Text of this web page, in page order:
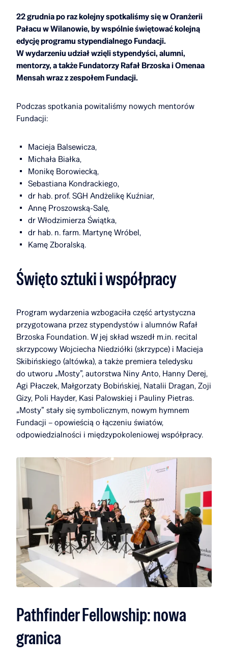
22 grudnia po raz kolejny spotkaliśmy się w Oranżerii
Pałacu w Wilanowie, by wspólnie świętować kolejną
edycję programu stypendialnego Fundacji.
W wydarzeniu udział wzięli stypendyści, alumni,
mentorzy, a także Fundatorzy Rafał Brzoska i Omenaa
Mensah wraz z zespołem Fundacji.
Podczas spotkania powitaliśmy nowych mentorów
Fundacji:
Macieja Balsewicza,
Michała Białka,
Monikę Borowiecką,
Sebastiana Kondrackiego,
dr hab. prof. SGH Andżelikę Kuźniar,
Annę Proszowską-Salę,
dr Włodzimierza Świątka,
dr hab. n. farm. Martynę Wróbel,
Kamę Zboralską.
Święto sztuki i współpracy
Program wydarzenia wzbogaciła część artystyczna
przygotowana przez stypendystów i alumnów Rafał
Brzoska Foundation. W jej skład wszedł m.in. recital
skrzypcowy Wojciecha Niedziółki (skrzypce) i Macieja
Skibińskiego (altówka), a także premiera teledysku
do utworu „Mosty”, autorstwa Niny Anto, Hanny Derej,
Agi Płaczek, Małgorzaty Bobińskiej, Natalii Dragan, Zoji
Gizy, Poli Hayder, Kasi Palowskiej i Pauliny Pietras.
„Mosty” stały się symbolicznym, nowym hymnem
Fundacji – opowieścią o łączeniu światów,
odpowiedzialności i międzypokoleniowej współpracy.
Pathfinder Fellowship: nowa
granica